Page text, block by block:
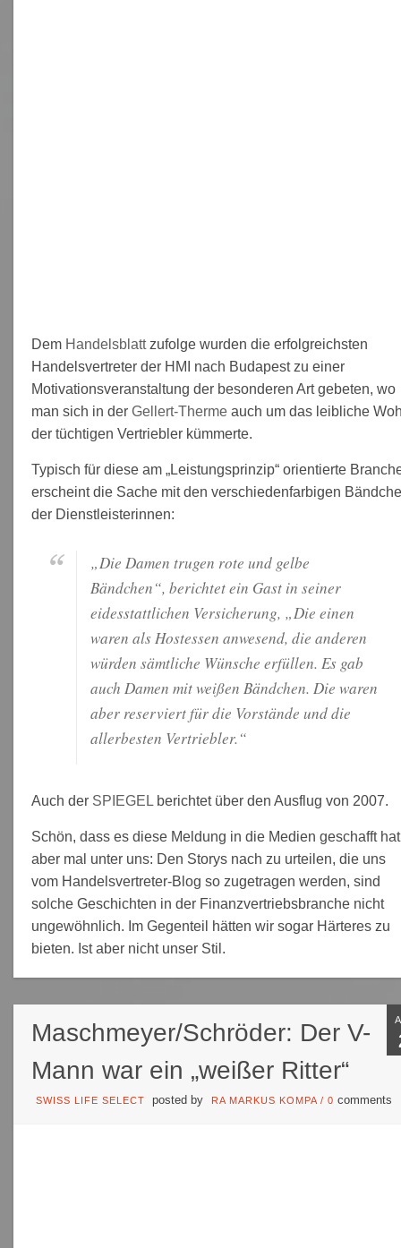
Dem Handelsblattzufolge wurden die erfolgreichsten
Handelsvertreter der HMI nach Budapest zu einer
Motivationsveranstaltung der besonderen Art gebeten, wo
man sich in der Gellert-Thermeauch um das leibliche
der tüchtigen Vertriebler kümmerte.
Typisch für diese am „Leistungsprinzip“ orientierte
erscheint die Sache mit den verschiedenfarbigen
der Dienstleisterinnen:
„Die Damen trugen rote und gelbe
Bändchen“, berichtet ein Gast in seiner
eidesstattlichen Versicherung, „Die einen
waren als Hostessen anwesend, die anderen
würden sämtliche Wünsche erfüllen. Es gab
auch Damen mit weißen Bändchen. Die waren
aber reserviert für die Vorstände und die
allerbesten Vertriebler.“
Auch der SPIEGELberichtet über den Ausflug von 2007.
Schön, dass es diese Meldung in die Medien geschafft
aber mal unter uns: Den Storys nach zu urteilen, die uns
vom Handelsvertreter-Blog so zugetragen werden, sind
solche Geschichten in der Finanzvertriebsbranche nicht
ungewöhnlich. Im Gegenteil hätten wir sogar Härteres zu
bieten. Ist aber nicht unser Stil.
Maschmeyer/Schröder: Der V-
Mann war ein „weißer Ritter“
SWISS LIFE SELECT posted by RA MARKUS KOMPA / 0 comments